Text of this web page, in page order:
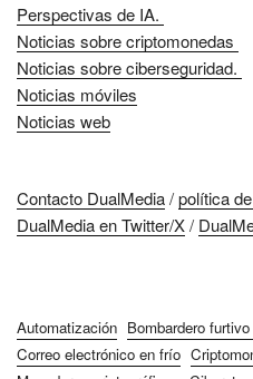
Perspectivas de IA.
Noticias sobre criptomonedas
Noticias sobre ciberseguridad.
Noticias móviles
Noticias web
Contacto DualMedia/política
DualMedia en Twitter/X/
Automatización Bombardero
Correo electrónico en frío